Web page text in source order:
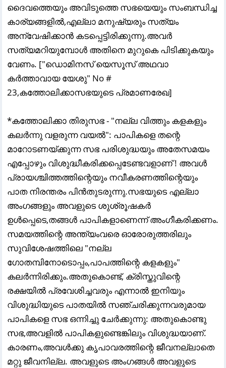
ദൈവത്തെയും അവിടുത്തെ സഭയെയും സംബന്ധിച്ച
കാര്യങ്ങളില്,എല്ലാ മനുഷ്യരും സത്യം
അന്വേഷിക്കാന് കടപ്പെട്ടിരിക്കുന്നു.അവര്
സത്യമറിയുമ്പോള് അതിനെ മുറുകെ പിടിക്കുകയും
വേണം. ["ഡൊമിനസ് യെസൂസ് അഥവാ
കർത്താവായ യേശു" No #
23,കത്തോലിക്കാസഭയുടെ പ്രമാണരേഖ]
*കത്തോലിക്കാ തിരുസഭ - "നല്ല വിത്തും കളകളും
കലർന്നു വളരുന്ന വയൽ": പാപികളെ തന്റെ
മാറോടണയ്ക്കുന്ന സഭ പരിശുദ്ധയും അതേസമയം
എപ്പോഴും വിശുദ്ധീകരിക്കപ്പെടേണ്ടവളാണ് ! അവൾ
പ്രായശ്ചിത്തത്തിന്റെയും നവീകരണത്തിന്റെയും
പാത നിരന്തരം പിൻതുടരുന്നു.സഭയുടെ എല്ലാ
അംഗങ്ങളും അവളുടെ ശുശ്രൂഷകർ
ഉൾപ്പെടെ,തങ്ങൾ പാപികളാണെന്ന് അംഗീകരിക്കണം.
സമയത്തിന്റെ അന്ത്യംവരെ ഓരോരുത്തരിലും
സുവിശേഷത്തിലെ "നല്ല
ഗോതമ്പിനോടൊപ്പം,പാപത്തിന്റെ കളകളും"
കലർന്നിരിക്കും.അതുകൊണ്ട്, ക്രിസ്തുവിന്റെ
രക്ഷയിൽ പ്രവേശിച്ചവരും എന്നാൽ ഇനിയും
വിശുദ്ധിയുടെ പാതയിൽ സഞ്ചരിക്കുന്നവരുമായ
പാപികളെ സഭ ഒന്നിച്ചു ചേർക്കുന്നു: അതുകൊണ്ടു
സഭ,അവളിൽ പാപികളുണ്ടെങ്കിലും വിശുദ്ധയാണ്.
കാരണം,അവൾക്കു കൃപാവരത്തിന്റെ ജീവനല്ലാതെ
മറ്റു ജീവനില്ല. അവളുടെ അംഗങ്ങൾ അവളുടെ